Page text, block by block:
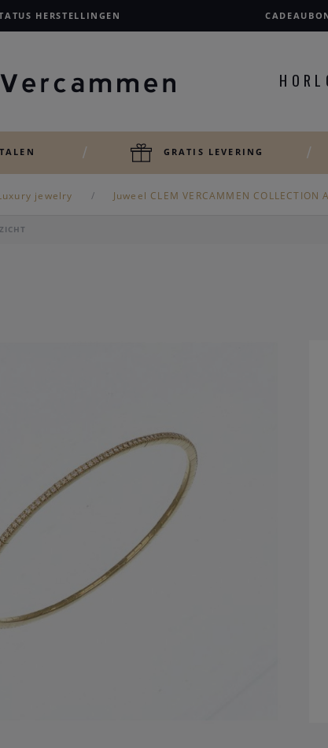
HERSTELLINGEN
GRATIS LEVERING
jewelry Juweel CLEM VERCAMMEN